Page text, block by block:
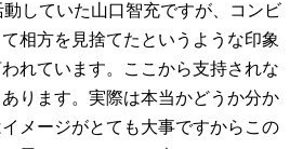
していた山口智充ですが、コンビ
相方を見捨てたというような印象
れています。ここから支持されな
ります。実際は本当かどうか分か
メージがとても大事ですからこの